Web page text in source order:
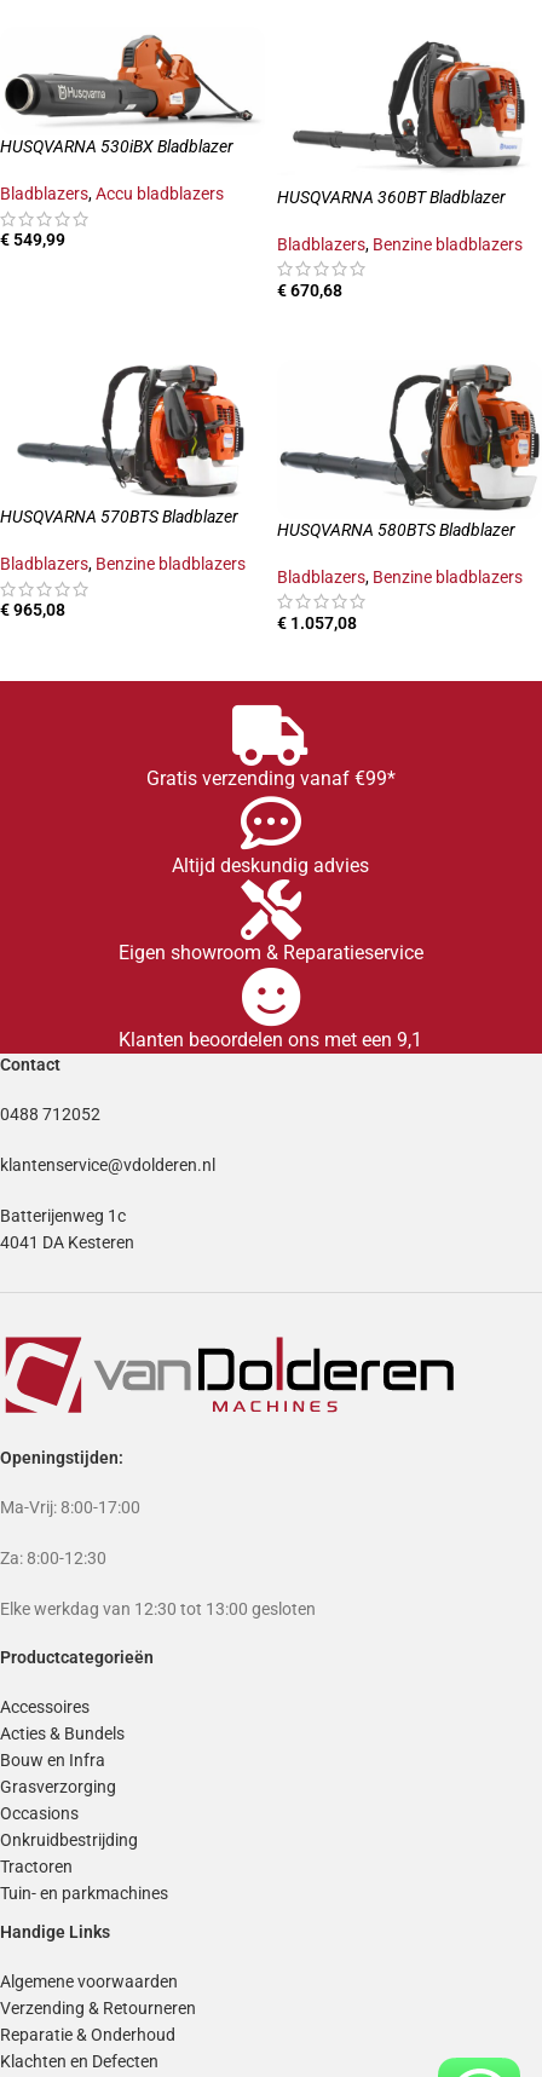
HUSQVARNA 530iBX Bladblazer
Bladblazers,Accu bladblazers
€ 549,99
HUSQVARNA 360BT Bladblazer
Bladblazers, Benzine bladblazers
€670,68
HUSQVARNA 570BTS Bladblazer
Bladblazers, Benzine bladblazers
€965,08
HUSQVARNA 580BTS Bladblazer
Bladblazers, Benzine bladblazers
€ 1.057,08
Gratis verzending vanaf €99*
Altijd deskundig advies
Eigen showroom & Reparatieservice
Klanten beoordelen ons met een 9,1
Contact
0488 712052
klantenservice@vdolderen.nl
Batterijenweg 1c
4041 DA Kesteren
Openingstijden:
Ma-Vrij: 8:00-17:00
Za: 8:00-12:30
Elke werkdag van 12:30 tot 13:00 gesloten
Productcategorieën
Accessoires
Acties & Bundels
Bouw en Infra
Grasverzorging
Occasions
Onkruidbestrijding
Tractoren
Tuin- en parkmachines
Handige Links
Algemene voorwaarden
Verzending & Retourneren
Reparatie & Onderhoud
Klachten en Defecten